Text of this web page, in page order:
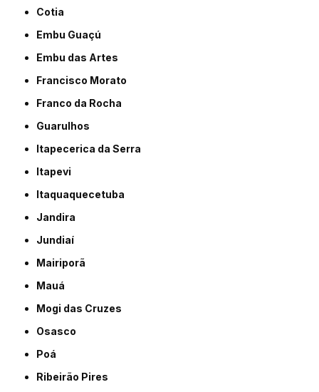
Cotia
Embu Guaçú
Embu das Artes
Francisco Morato
Franco da Rocha
Guarulhos
Itapecerica da Serra
Itapevi
Itaquaquecetuba
Jandira
Jundiaí
Mairiporã
Mauá
Mogi das Cruzes
Osasco
Poá
Ribeirão Pires